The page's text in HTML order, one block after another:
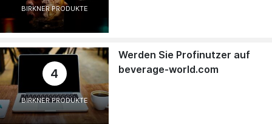
BIRKNER PRODUKTE
4
BIRKNER PRODUKTE
Werden Sie Profinutzer auf
beverage-world.com